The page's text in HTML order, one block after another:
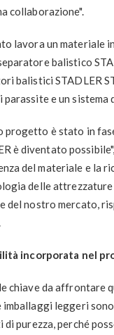
collaborazione".
lavora un materiale
balistico
balistici STADLER
e un sistema
progetto è stato in
è diventato
del materiale e la
delle attrezzature
del nostro mercato,
incorporata nel
chiave da affrontare
imballaggi leggeri
di purezza, perché